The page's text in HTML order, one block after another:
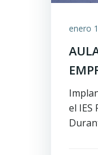
enero
el IES